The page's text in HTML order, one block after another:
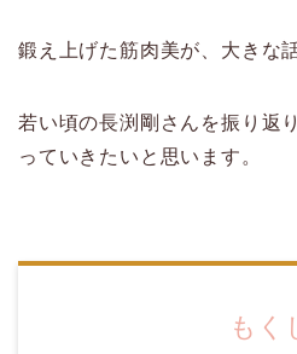
鍛え上げた筋肉美が、大きな
若い頃の長渕剛さんを振り返
っていきたいと思います。
もく